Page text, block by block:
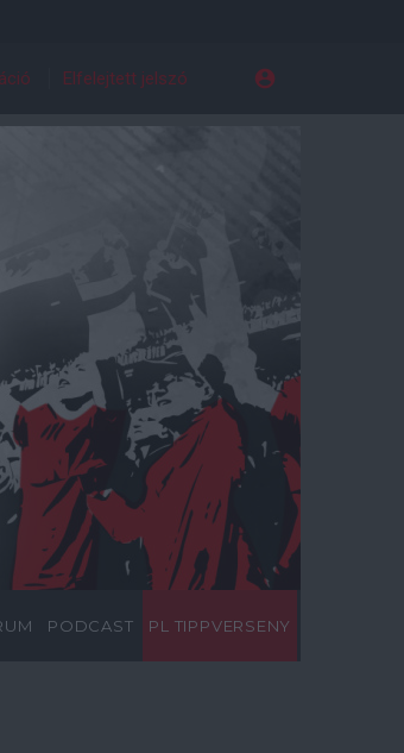
Elfelejtett jelszó
PODCAST PL TIPPVERSENY